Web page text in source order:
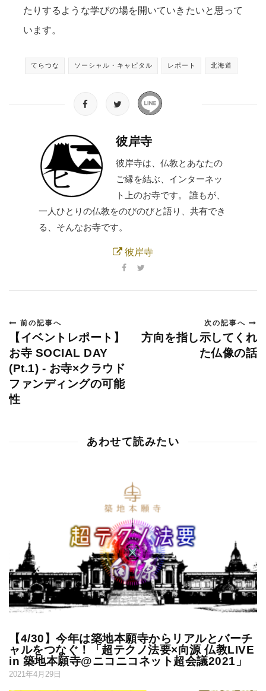
たりするような学びの場を開いていきたいと思って
います。
てらつな ソーシャル・キャピタル レポート 北海道
彼岸寺
彼岸寺は、仏教とあなたの
ご縁を結ぶ、インターネッ
ト上のお寺です。 誰もが、
一人ひとりの仏教をのびのびと語り、共有でき
る、そんなお寺です。
彼岸寺
前の記事へ
【イベントレポート】
お寺 SOCIAL DAY
(Pt.1) - お寺×クラウド
ファンディングの可能
性
次の記事へ
方向を指し示してくれ
た仏像の話
あわせて読みたい
【4/30】今年は築地本願寺からリアルとバーチ
ャルをつなぐ！「超テクノ法要×向源 仏教LIVE
in 築地本願寺@ニコニコネット超会議2021」
2021年4月29日